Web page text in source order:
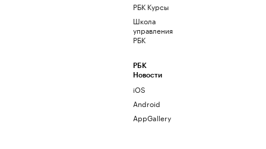
РБК Курсы
Школа
управления
РБК
РБК
Новости
iOS
Android
AppGallery